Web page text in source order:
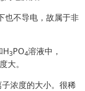
也不导电，故属于非
H3PO4溶液中，
大。
浓度的大小。很稀